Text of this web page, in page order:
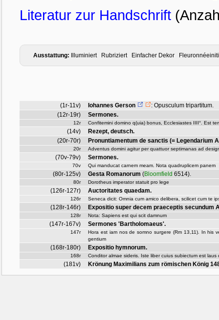
Literatur zur Handschrift
Ausstattung: Illuminiert Rubriziert Einfacher Dekor
(1r-11v) Iohannes Gerson : Opusculum tripartitum.
(12r-19r)
Sermones.
12r Confitemini domino q(uia) bonus, Ecclesiastes IIII°. Est
(14v)
Rezept, deutsch.
(20r-70r)
Pronuntiamentum de sanctis (= Legendarium
20r Adventus domini agitur per quattuor septimanas ad
(70v-79v) Sermones.
70v Qui manducat carnem meam. Nota quadruplicem panem
(80r-125v) Gesta Romanorum (Bloomfield 6514)
80r Dorotheus imperator statuit pro lege
(126r-127r) Auctoritates quaedam.
126r Seneca dicit: Omnia cum amico delibera, scilicet cum te
(128r-146r) Expositio super decem praeceptis secundum
128r Nota: Sapiens est qui scit damnum
(147r-167v) Sermones 'Bartholomaeus'.
147r
Hora est iam nos de somno surgere (Rm 13,11). In his
gentium
(168r-180r) Expositio hymnorum.
168r Conditor almae sideris. Iste liber cuius subiectum est laus
(181v) Krönung Maximilians zum römischen König